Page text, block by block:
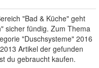
"Bad & Küche" geht
sicher fündig. Zum Thema
"Duschsysteme" 2016
Artikel der gefunden
du gebraucht kaufen.